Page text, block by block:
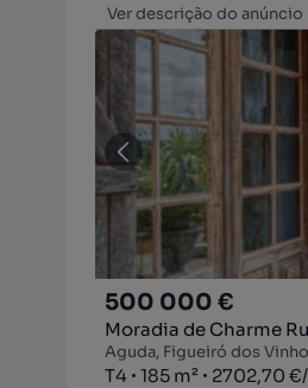
Ver descrição do anúncio
500 000 €
Moradia de Charme
Aguda, Figueiró dos
Tipologia
T4
Zona185 m²
Preço por metro2702,70 €/